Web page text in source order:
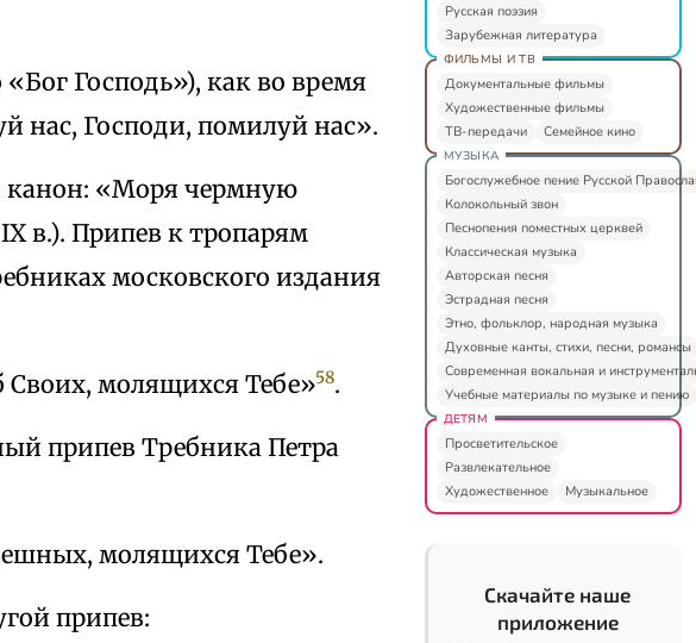
Господь»), как во время
нас, Господи, помилуй нас».
канон: «Моря чермную
в.). Припев к тропарям
московского издания
молящихся Тебе»58.
припев Требника Петра
молящихся Тебе».
припев:
Русская поэзия
Зарубежная литература
ФИЛЬМЫ И ТВ
Документальные фильмы
Художественные фильмы
ТВ-передачи
Семейное кино
МУЗЫКА
Богослужебное пение Русской
Колокольный звон
Песнопения поместных церквей
Классическая музыка
Авторская песня
Эстрадная песня
Этно, фольклор, народная музыка
Духовные канты, стихи, песни, романсы
Современная вокальная и
Учебные материалы по музыке и пению
ДЕТЯМ
Просветительское
Развлекательное
Художественное
Музыкальное
Скачайте наше
приложение